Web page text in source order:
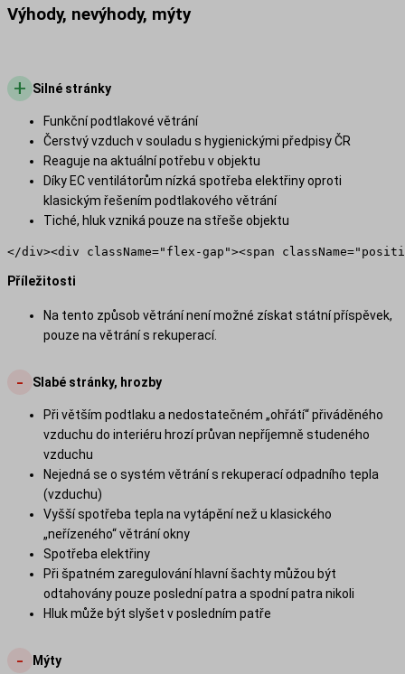
Výhody, nevýhody, mýty
+ Silné stránky
Funkční podtlakové větrání
Čerstvý vzduch v souladu s hygienickými předpisy ČR
Reaguje na aktuální potřebu v objektu
Díky EC ventilátorům nízká spotřeba elektřiny oproti
klasickým řešením podtlakového větrání
Tiché, hluk vzniká pouze na střeše objektu
Příležitosti
Na tento způsob větrání není možné získat státní příspěvek,
pouze na větrání s rekuperací.
- Slabé stránky, hrozby
Při větším podtlaku a nedostatečném „ohřátí“ přiváděného
vzduchu do interiéru hrozí průvan nepříjemně studeného
vzduchu
Nejedná se o systém větrání s rekuperací odpadního tepla
(vzduchu)
Vyšší spotřeba tepla na vytápění než u klasického
„neřízeného“ větrání okny
Spotřeba elektřiny
Při špatném zaregulování hlavní šachty můžou být
odtahovány pouze poslední patra a spodní patra nikoli
Hluk může být slyšet v posledním patře
- Mýty